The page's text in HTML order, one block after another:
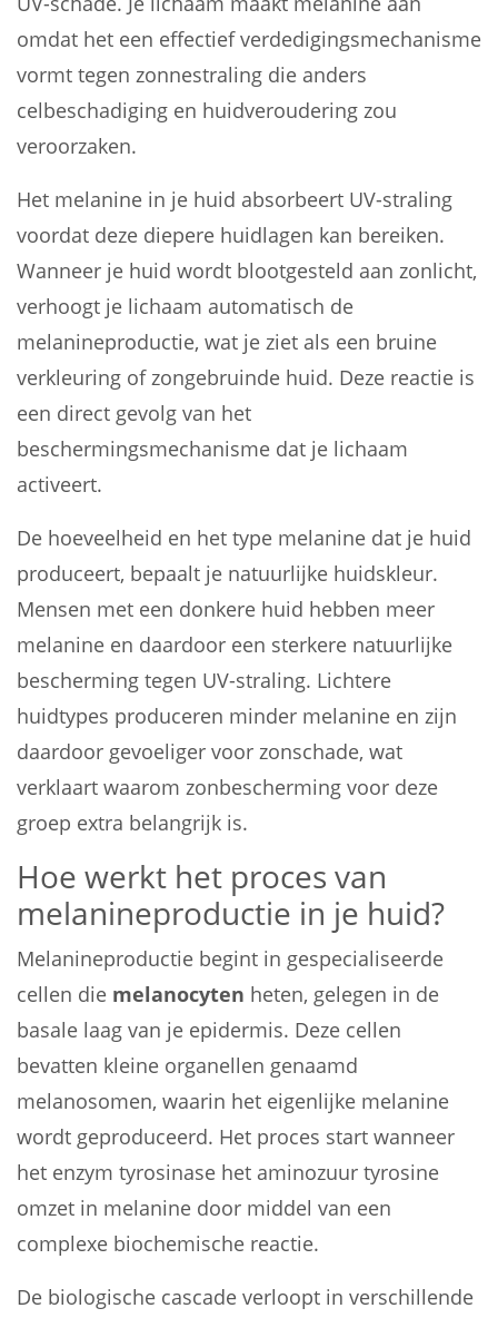
omdat het een effectief verdedigingsmechanisme
vormt tegen zonnestraling die anders
celbeschadiging en huidveroudering zou
veroorzaken.
Het melanine in je huid absorbeert UV-straling
voordat deze diepere huidlagen kan bereiken.
Wanneer je huid wordt blootgesteld aan zonlicht,
verhoogt je lichaam automatisch de
melanineproductie, wat je ziet als een bruine
verkleuring of zongebruinde huid. Deze reactie is
een direct gevolg van het
beschermingsmechanisme dat je lichaam
activeert.
De hoeveelheid en het type melanine dat je huid
produceert, bepaalt je natuurlijke huidskleur.
Mensen met een donkere huid hebben meer
melanine en daardoor een sterkere natuurlijke
bescherming tegen UV-straling. Lichtere
huidtypes produceren minder melanine en zijn
daardoor gevoeliger voor zonschade, wat
verklaart waarom zonbescherming voor deze
groep extra belangrijk is.
Hoe werkt het proces van
melanineproductie in je huid?
Melanineproductie begint in gespecialiseerde
cellen die melanocyten heten, gelegen in de
basale laag van je epidermis. Deze cellen
bevatten kleine organellen genaamd
melanosomen, waarin het eigenlijke melanine
wordt geproduceerd. Het proces start wanneer
het enzym tyrosinase het aminozuur tyrosine
omzet in melanine door middel van een
complexe biochemische reactie.
De biologische cascade verloopt in verschillende